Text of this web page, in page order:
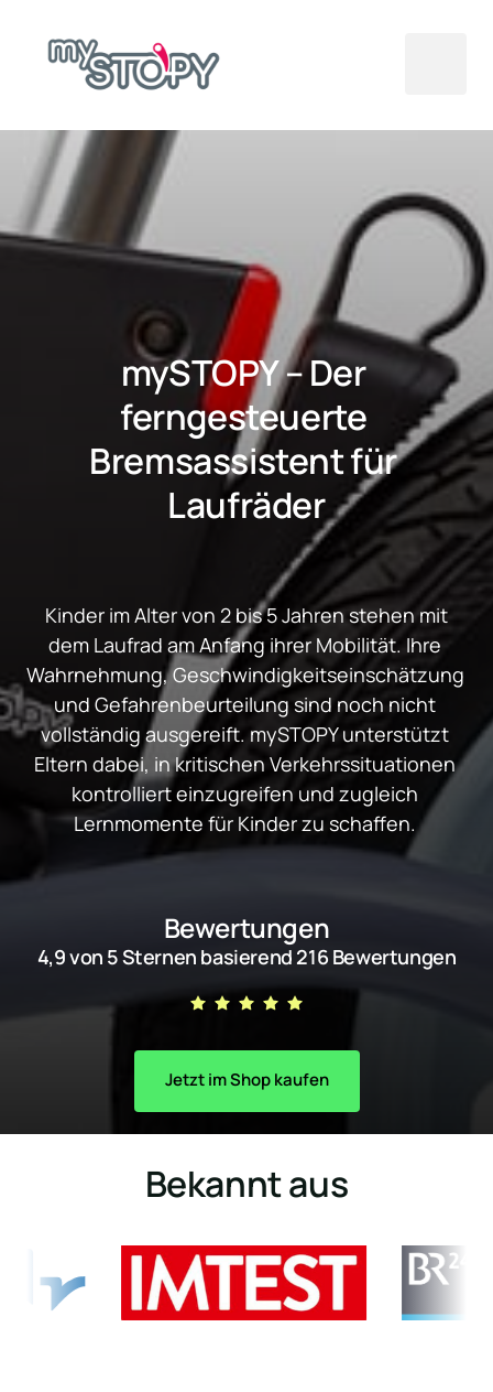
mySTOPY – Der
ferngesteuerte
Bremsassistent für
Laufräder
dem Laufrad am Anfang ihrer Mobilität. Ihre
Wahrnehmung, Geschwindigkeitseinschätzung
und Gefahrenbeurteilung sind noch nicht
vollständig ausgereift. mySTOPY unterstützt
Eltern dabei, in kritischen Verkehrssituationen
kontrolliert einzugreifen und zugleich
Lernmomente für Kinder zu schaffen.
Bewertungen
4,9 von 5 Sternen basierend 216 Bewertungen
Jetzt im Shop kaufen
Bekannt aus